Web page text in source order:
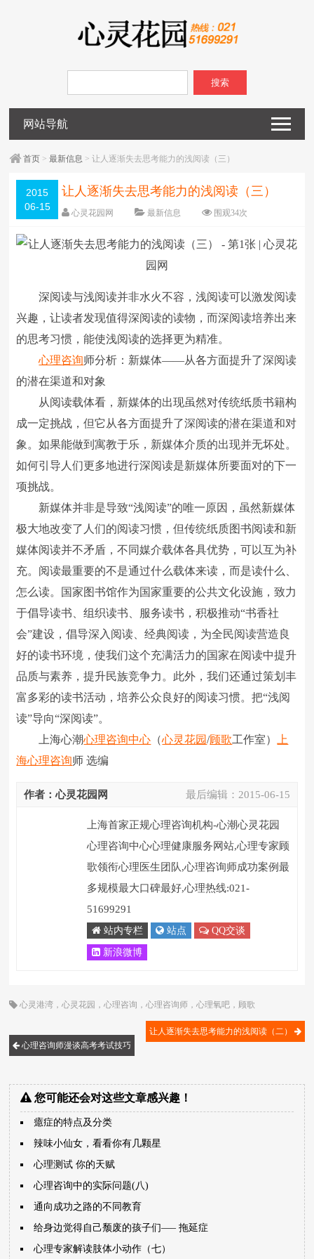
搜索
网站导航
首页 >最新信息 > 让人逐渐失去思考能力的浅阅读（三）
2015
06-15
让人逐渐失去思考能力的浅阅读（三）
心灵花园网 最新信息 围观34次
字体：大 中 小
深阅读与浅阅读并非水火不容，浅阅读可以激发阅读
兴趣，让读者发现值得深阅读的读物，而深阅读培养出来
的思考习惯，能使浅阅读的选择更为精准。
心理咨询师分析：新媒体――从各方面提升了深阅读
的潜在渠道和对象
从阅读载体看，新媒体的出现虽然对传统纸质书籍构
成一定挑战，但它从各方面提升了深阅读的潜在渠道和对
象。如果能做到寓教于乐，新媒体介质的出现并无坏处。
如何引导人们更多地进行深阅读是新媒体所要面对的下一
项挑战。
新媒体并非是导致“浅阅读”的唯一原因，虽然新媒体
极大地改变了人们的阅读习惯，但传统纸质图书阅读和新
媒体阅读并不矛盾，不同媒介载体各具优势，可以互为补
充。阅读最重要的不是通过什么载体来读，而是读什么、
怎么读。国家图书馆作为国家重要的公共文化设施，致力
于倡导读书、组织读书、服务读书，积极推动“书香社
会”建设，倡导深入阅读、经典阅读，为全民阅读营造良
好的读书环境，使我们这个充满活力的国家在阅读中提升
品质与素养，提升民族竞争力。此外，我们还通过策划丰
富多彩的读书活动，培养公众良好的阅读习惯。把“浅阅
读”导向“深阅读”。
上海心潮心理咨询中心 （心灵花园/顾歌工作室）
上
海心理咨询师 选编
最后编辑： 2015-06-15
作者：心灵花园网
上海首家正规心理咨询机构-心潮心灵花园
心理咨询中心心理健康服务网站,心理专家顾
歌领衔心理医生团队,心理咨询师成功案例最
多规模最大口碑最好,心理热线:021-
51699291
站内专栏 站点 QQ交谈
新浪微博
心灵港湾 ，心灵花园 ，心理咨询 ，心理咨询师 ，心理氧吧 ， 顾歌
心理咨询师漫谈高考考试技巧
让人逐渐失去思考能力的浅阅读（二）
您可能还会对这些文章感兴趣！
癔症的特点及分类
辣味小仙女，看看你有几颗星
心理测试 你的天赋
心理咨询中的实际问题(八)
通向成功之路的不同教育
给身边觉得自己颓废的孩子们—– 拖延症
心理专家解读肢体小动作（七）